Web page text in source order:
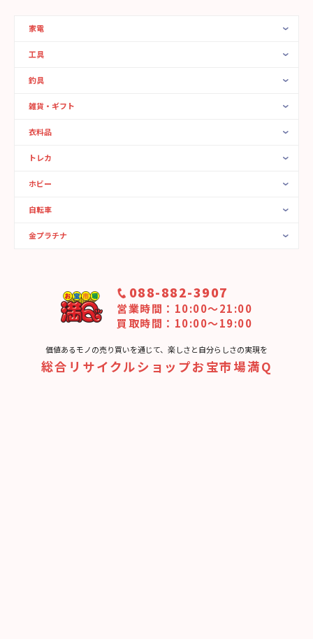
家電
工具
釣具
雑貨・ギフト
衣料品
トレカ
ホビー
自転車
金プラチナ
088-882-3907
営業時間：10:00〜21:00
買取時間：10:00～19:00
価値あるモノの売り買いを通じて、楽しさと⾃分らしさの実現を
総合リサイクルショップお宝市場満Q